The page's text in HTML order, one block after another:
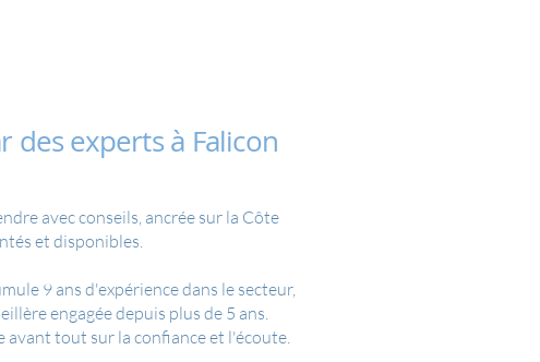
des experts à Falicon
avec conseils, ancrée sur la Côte
et disponibles.
9 ans d'expérience dans le secteur,
engagée depuis plus de 5 ans.
avant tout sur la confiance et l'écoute.